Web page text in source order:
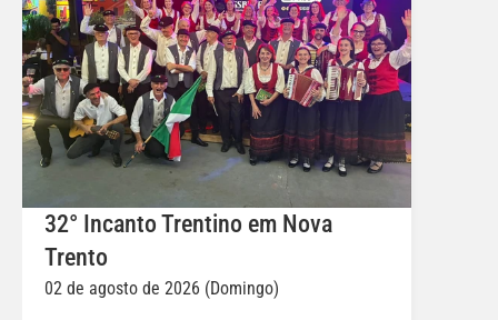
32° Incanto Trentino em Nova
Trento
02 de agosto de 2026 (Domingo)